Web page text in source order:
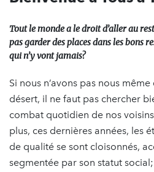
Tout le monde a le droit d’aller au
pas garder des places dans les bons
qui n’y vont jamais?
Si nous n’avons pas nous
désert, il ne faut pas chercher
combat quotidien de nos
plus, ces dernières années, les
de qualité se sont cloisonnés,
segmentée par son statut